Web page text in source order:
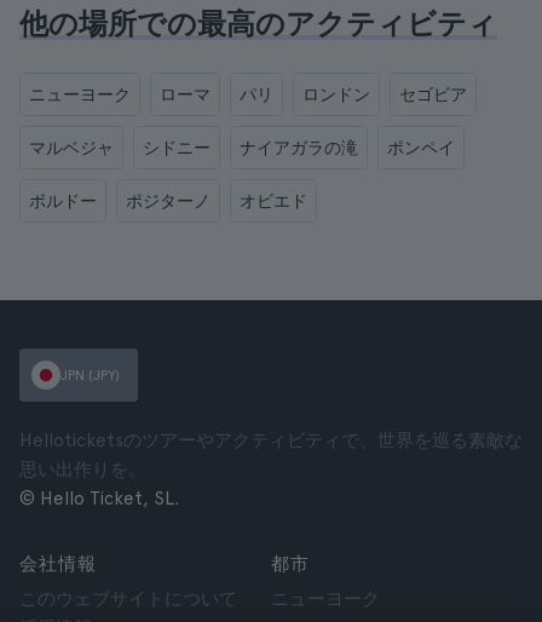
他の場所での最高のアクティビティ
ニューヨーク ローマ パリ ロンドン セゴビア
マルベジャ シドニー ナイアガラの滝 ポンペイ
ボルドー ポジターノ オビエド
JPN (JPY)
Helloticketsのツアーやアクティビティで、世界を巡る素敵な
思い出作りを。
© Hello Ticket, SL.
会社情報
このウェブサイトについて
都市
ニューヨーク